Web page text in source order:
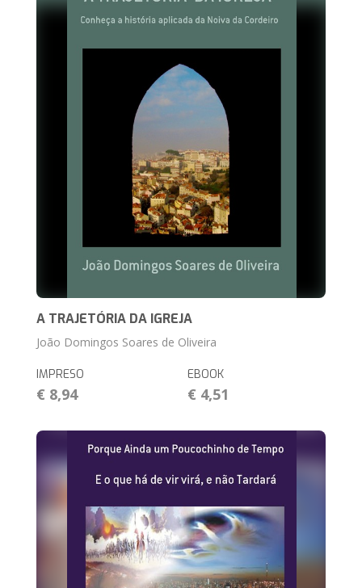
A TRAJETÓRIA DA IGREJA
João Domingos Soares de Oliveira
IMPRESO
€ 8,94
EBOOK
€ 4,51